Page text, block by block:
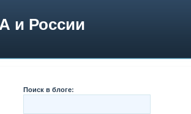
и России
Поиск в блоге: